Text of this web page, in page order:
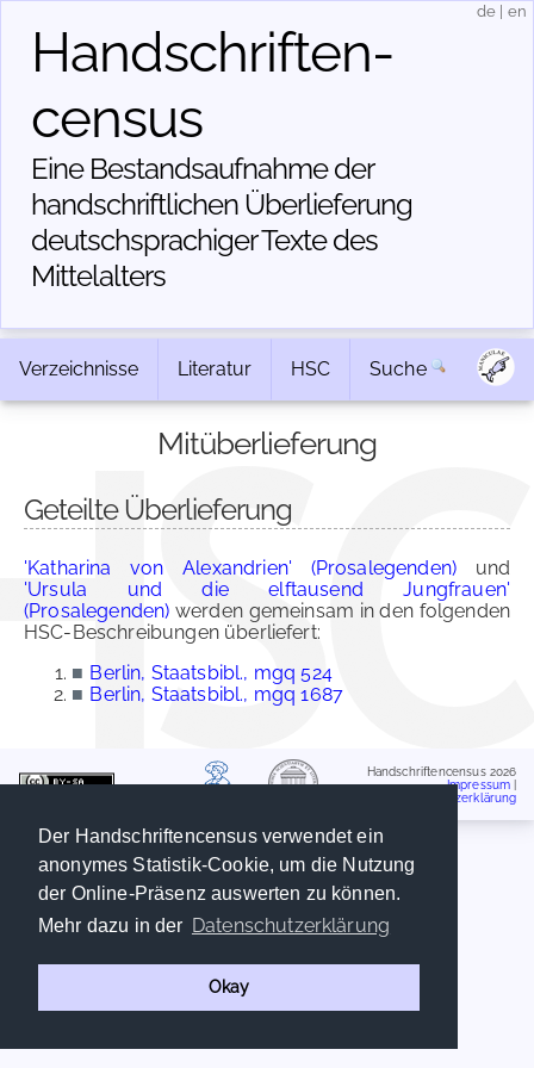
Der Handschriftencensus verwendet ein
anonymes Statistik-Cookie, um die Nutzung
der Online-Präsenz auswerten zu können.
Mehr dazu in der Datenschutzerklärung
Okay
Handschriften­
census
Eine Bestandsaufnahme der
handschriftlichen Über­lieferung
deutschsprachiger Texte des
Mittelalters
de en
Verzeichnisse Literatur HSC Suche
Mitüberlieferung
Geteilte Überlieferung
'Katharina von Alexandrien' (Prosalegenden)und
'Ursula und die elftausend Jungfrauen'
(Prosalegenden) werden gemeinsam in den folgenden
HSC-Beschreibungen überliefert:
■ Berlin, Staatsbibl., mgq 524
■ Berlin, Staatsbibl., mgq 1687
Handschriftencensus 2026
Impressum
Datenschutzerklärung